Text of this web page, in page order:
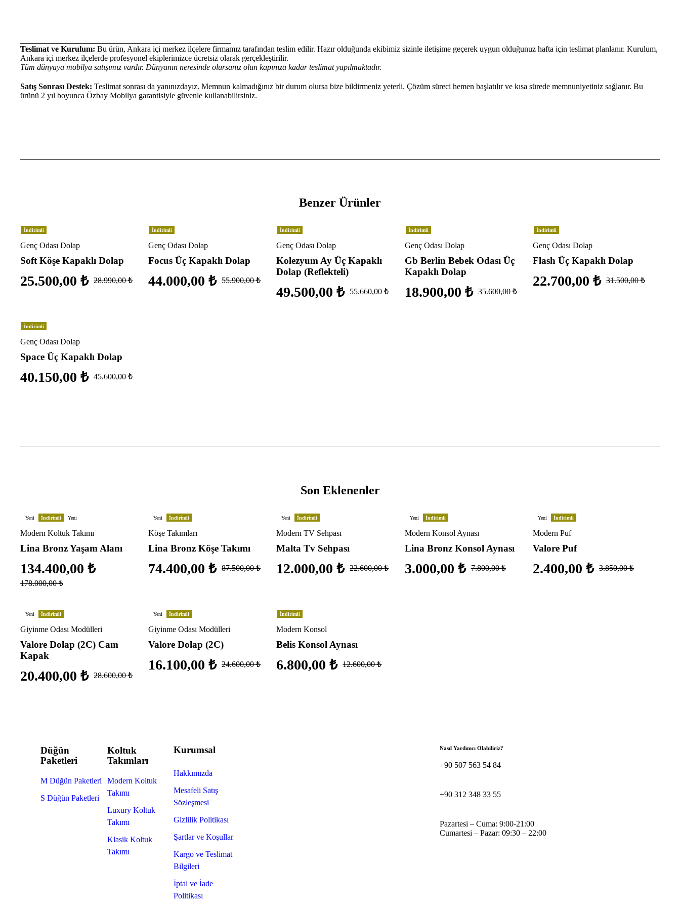
Teslimat ve Kurulum: Bu ürün, Ankara içi merkez ilçelere firmamız tarafından teslim edilir. Hazır olduğunda ekibimiz sizinle iletişime geçerek uygun olduğunuz hafta için teslimat planlanır. Kurulum,
Ankara içi merkez ilçelerde profesyonel ekiplerimizce ücretsiz olarak gerçekleştirilir.
Tüm dünyaya mobilya satışımız vardır. Dünyanın neresinde olursanız olun kapınıza kadar teslimat yapılmaktadır.
Satış Sonrası Destek: Teslimat sonrası da yanınızdayız. Memnun kalmadığınız bir durum olursa bize bildirmeniz yeterli. Çözüm süreci hemen başlatılır ve kısa sürede memnuniyetiniz sağlanır. Bu
ürünü 2 yıl boyunca Özbay Mobilya garantisiyle güvenle kullanabilirsiniz.
Benzer Ürünler
İndirimli
Genç Odası Dolap
Soft Köşe Kapaklı Dolap
28.990,00₺
25.500,00 ₺
İndirimli
Genç Odası Dolap
Focus Üç Kapaklı Dolap
55.900,00₺
44.000,00₺
İndirimli
Genç Odası Dolap
Kolezyum Ay Üç Kapaklı
Dolap (Reflekteli)
55.660,00₺
49.500,00₺
İndirimli
Genç Odası Dolap
Gb Berlin Bebek Odası Üç
Kapaklı Dolap
35.600,00₺
18.900,00 ₺
İndirimli
Genç Odası Dolap
Flash Üç Kapaklı Dolap
31.500,00₺
22.700,00 ₺
İndirimli
Genç Odası Dolap
Space Üç Kapaklı Dolap
45.600,00₺
40.150,00 ₺
Son Eklenenler
Yeni İndirimli Yeni
Modern Koltuk Takımı
Lina Bronz Yaşam Alanı
178.000,00₺
134.400,00 ₺
Yeni İndirimli
Köşe Takımları
Lina Bronz Köşe Takımı
87.500,00₺
74.400,00₺
Yeni İndirimli
Modern TV Sehpası
Malta Tv Sehpası
22.600,00₺
12.000,00₺
Yeni İndirimli
Modern Konsol Aynası
Lina Bronz Konsol Aynası
7.800,00₺
3.000,00 ₺
Yeni İndirimli
Modern Puf
Valore Puf
3.850,00₺
2.400,00 ₺
Yeni İndirimli
Giyinme Odası Modülleri
Valore Dolap (2C) Cam
Kapak
28.600,00₺
20.400,00 ₺
Yeni İndirimli
Giyinme Odası Modülleri
Valore Dolap (2C)
24.600,00₺
16.100,00₺
İndirimli
Modern Konsol
Belis Konsol Aynası
12.600,00₺
6.800,00₺
Düğün
Paketleri
M Düğün Paketleri
S Düğün Paketleri
Koltuk
Takımları
Modern Koltuk
Takımı
Luxury Koltuk
Takımı
Klasik Koltuk
Takımı
Kurumsal
Hakkımızda
Mesafeli Satış
Sözleşmesi
Gizlilik Politikası
Şartlar ve Koşullar
Kargo ve Teslimat
Bilgileri
İptal ve İade
Politikası
Nasıl Yardımcı Olabiliriz?
+90 507 563 54 84
+90 312 348 33 55
Pazartesi – Cuma: 9:00-21:00
Cumartesi – Pazar: 09:30 – 22:00